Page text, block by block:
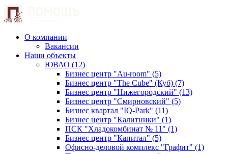
О компании
Вакансии
Наши объекты
ЮВАО (12)
Бизнес центр "Au-room" (5)
Бизнес центр "The Cube" (Куб) (7)
Бизнес центр "Нижегородский" (13)
Бизнес центр "Смирновский" (5)
Бизнес квартал "IQ-Park" (11)
Бизнес центр "Калитники" (1)
ПСК "Хладокомбинат № 11" (1)
Бизнес центр "Капитал" (5)
Офисно-деловой комплекс "Графит" (1)